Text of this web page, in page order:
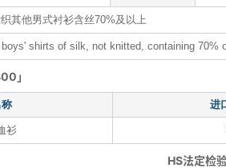
其他男式衬衫含丝70%及以上
boys' shirts of silk, not knitted, containing 70%
」
进
衫
HS法定检